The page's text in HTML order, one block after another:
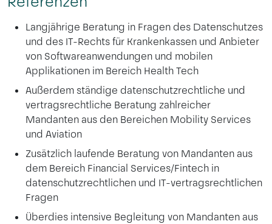
Langjährige Beratung in Fragen des Datenschutzes
und des IT-Rechts für Krankenkassen und Anbieter
von Softwareanwendungen und mobilen
Applikationen im Bereich Health Tech
Außerdem ständige datenschutzrechtliche und
vertragsrechtliche Beratung zahlreicher
Mandanten aus den Bereichen Mobility Services
und Aviation
Zusätzlich laufende Beratung von Mandanten aus
dem Bereich Financial Services/Fintech in
datenschutzrechtlichen und IT-vertragsrechtlichen
Fragen
Überdies intensive Begleitung von Mandanten aus